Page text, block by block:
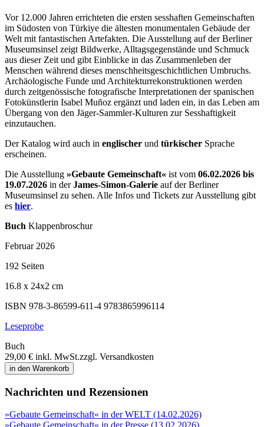
Vor 12.000 Jahren errichteten die ersten sesshaften Gemeinschaften
im Südosten von Türkiye die ältesten monumentalen Gebäude der
Welt mit fantastischen Artefakten. Die Ausstellung auf der Berliner
Museumsinsel zeigt Bildwerke, Alltagsgegenstände und Schmuck
aus dieser Zeit und gibt Einblicke in das Zusammenleben der
Menschen während dieses menschheitsgeschichtlichen Umbruchs.
Archäologische Funde und Architekturrekonstruktionen werden
durch zeitgenössische fotografische Interpretationen der spanischen
Fotokünstlerin Isabel Muñoz ergänzt und laden ein, in das Leben am
Übergang von den Jäger-Sammler-Kulturen zur Sesshaftigkeit
einzutauchen.
Der Katalog wird auch in englischer und türkischer Sprache
erscheinen.
Die Ausstellung »Gebaute Gemeinschaft« ist vom 06.02.2026 bis
19.07.2026 in derJames-Simon-Galerie auf der Berliner
Museumsinsel zu sehen. Alle Infos und Tickets zur Ausstellung gibt
es hier.
Buch Klappenbroschur
Februar 2026
192 Seiten
16.8 x 24x2 cm
ISBN 978-3-86599-611-4 9783865996114
Leseprobe
Buch
29,00 € inkl. MwSt.zzgl. Versandkosten
in den Warenkorb
Nachrichten und Rezensionen
»Gebaute Gemeinschaft« in der WELT (14.02.2026)